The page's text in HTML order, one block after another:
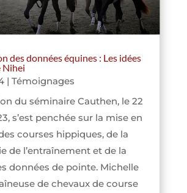
des données équines : Les idées
Nihei
| Témoignages
du séminaire Cauthen, le 22
s’est penchée sur la mise en
courses hippiques, de la
de l’entraînement et de la
données de pointe. Michelle
de chevaux de course